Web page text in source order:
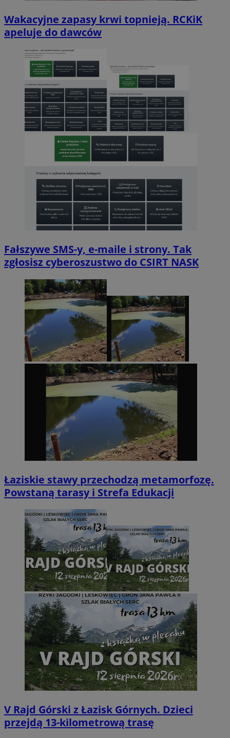
Wakacyjne zapasy krwi topnieją. RCKiK
apeluje do dawców
Fałszywe SMS-y, e-maile i strony. Tak
zgłosisz cyberoszustwo do CSIRT NASK
Łaziskie stawy przechodzą metamorfozę.
Powstaną tarasy i Strefa Edukacji
V Rajd Górski z Łazisk Górnych. Dzieci
przejdą 13-kilometrową trasę